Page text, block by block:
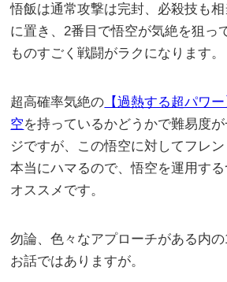
悟飯は通常攻撃は完封、必殺技も
に置き、2番目で悟空が気絶を狙っ
ものすごく戦闘がラクになります。
超高確率気絶の 【過熱する超パワ
空を持っているかどうかで難易度
ジですが、この悟空に対してフレ
本当にハマるので、悟空を運用す
オススメです。
勿論、色々なアプローチがある内
お話ではありますが。